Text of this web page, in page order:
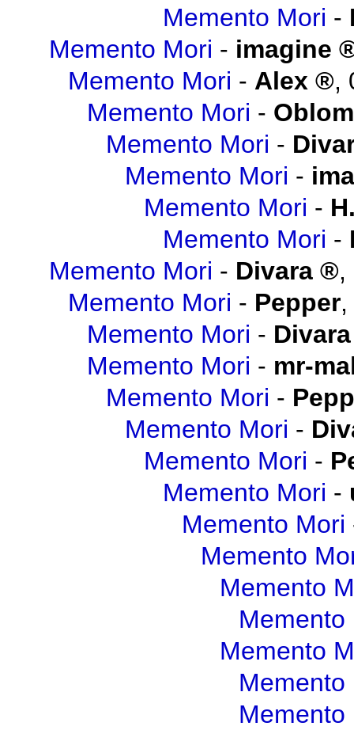
Memento Mori -
Memento Mori - imagine
Memento Mori - Alex ,
Memento Mori -
Memento Mori -
Memento Mori -
Memento Mori -
Memento Mori -
Memento Mori - Divara ,
Memento Mori - Pepper,
Memento Mori - Divara
Memento Mori - mr-
Memento Mori -
Memento Mori -
Memento Mori -
Memento Mori -
Memento Mori
Memento
Memento
Memento
Memento
Memento
Memento